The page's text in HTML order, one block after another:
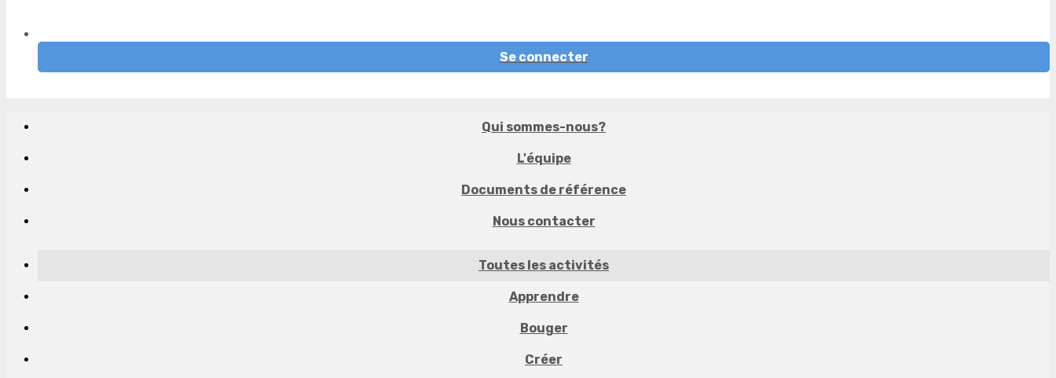
Se connecter
Qui sommes-nous?
L'équipe
Documents de référence
Nous contacter
Toutes les activités
Apprendre
Bouger
Créer